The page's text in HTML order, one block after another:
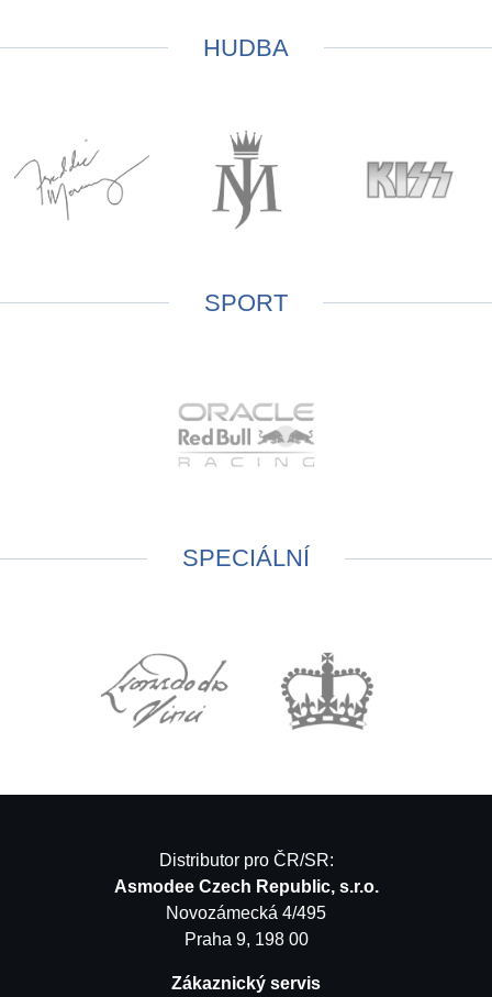
HUDBA
SPORT
SPECIÁLNÍ
Distributor pro ČR/SR:
Asmodee Czech Republic, s.r.o.
Novozámecká 4/495
Praha 9, 198 00
Zákaznický servis